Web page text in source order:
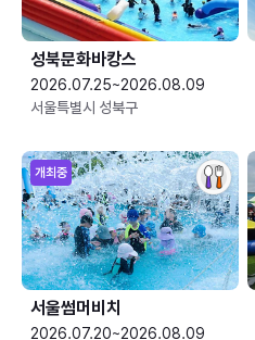
성북문화바캉스
2026.07.25~2026.08.09
서울특별시 성북구
개최중
서울썸머비치
2026.07.20~2026.08.09